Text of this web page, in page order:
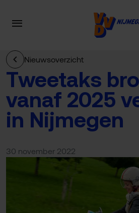
Nieuwsoverzicht
Tweetaks
vanaf 2025
in Nijmegen
30 november 2022